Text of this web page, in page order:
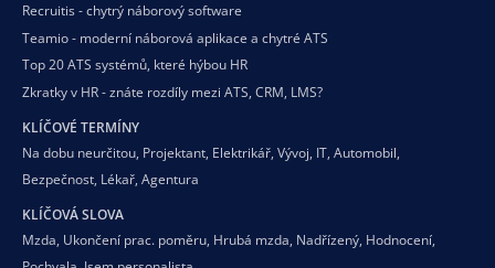
Recruitis - chytrý náborový software
Teamio - moderní náborová aplikace a chytré ATS
Top 20 ATS systémů, které hýbou HR
Zkratky v HR - znáte rozdíly mezi ATS, CRM, LMS?
KLÍČOVÉ TERMÍNY
Na dobu neurčitou, Projektant, Elektrikář, Vývoj, IT, Automobil,
Bezpečnost, Lékař, Agentura
KLÍČOVÁ SLOVA
Mzda, Ukončení prac. poměru, Hrubá mzda, Nadřízený, Hodnocení,